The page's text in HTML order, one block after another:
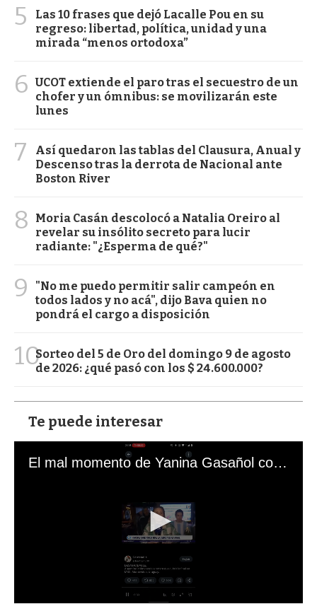
5
Las 10 frases que dejó Lacalle Pou en su
regreso: libertad, política, unidad y una
mirada “menos ortodoxa”
6 UCOT extiende el paro tras el secuestro de un
chofer y un ómnibus: se movilizarán este
lunes
7
Así quedaron las tablas del Clausura, Anual y
Descenso tras la derrota de Nacional ante
Boston River
8
Moria Casán descolocó a Natalia Oreiro al
revelar su insólito secreto para lucir
radiante: "¿Esperma de qué?"
9
"No me puedo permitir salir campeón en
todos lados y no acá", dijo Bava quien no
pondrá el cargo a disposición
10Sorteo del 5 de Oro del domingo 9 de agosto
de 2026: ¿qué pasó con los $ 24.600.000?
Te puede interesar
El mal momento de Yanina Gasañol con un hincha argentino en "Subrayado"